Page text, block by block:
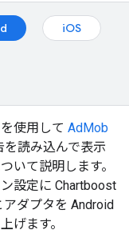
iOS
を使用して AdMob
を読み込んで表示
いて説明します。
設定に Chartboost
ダプタを Android
げます。